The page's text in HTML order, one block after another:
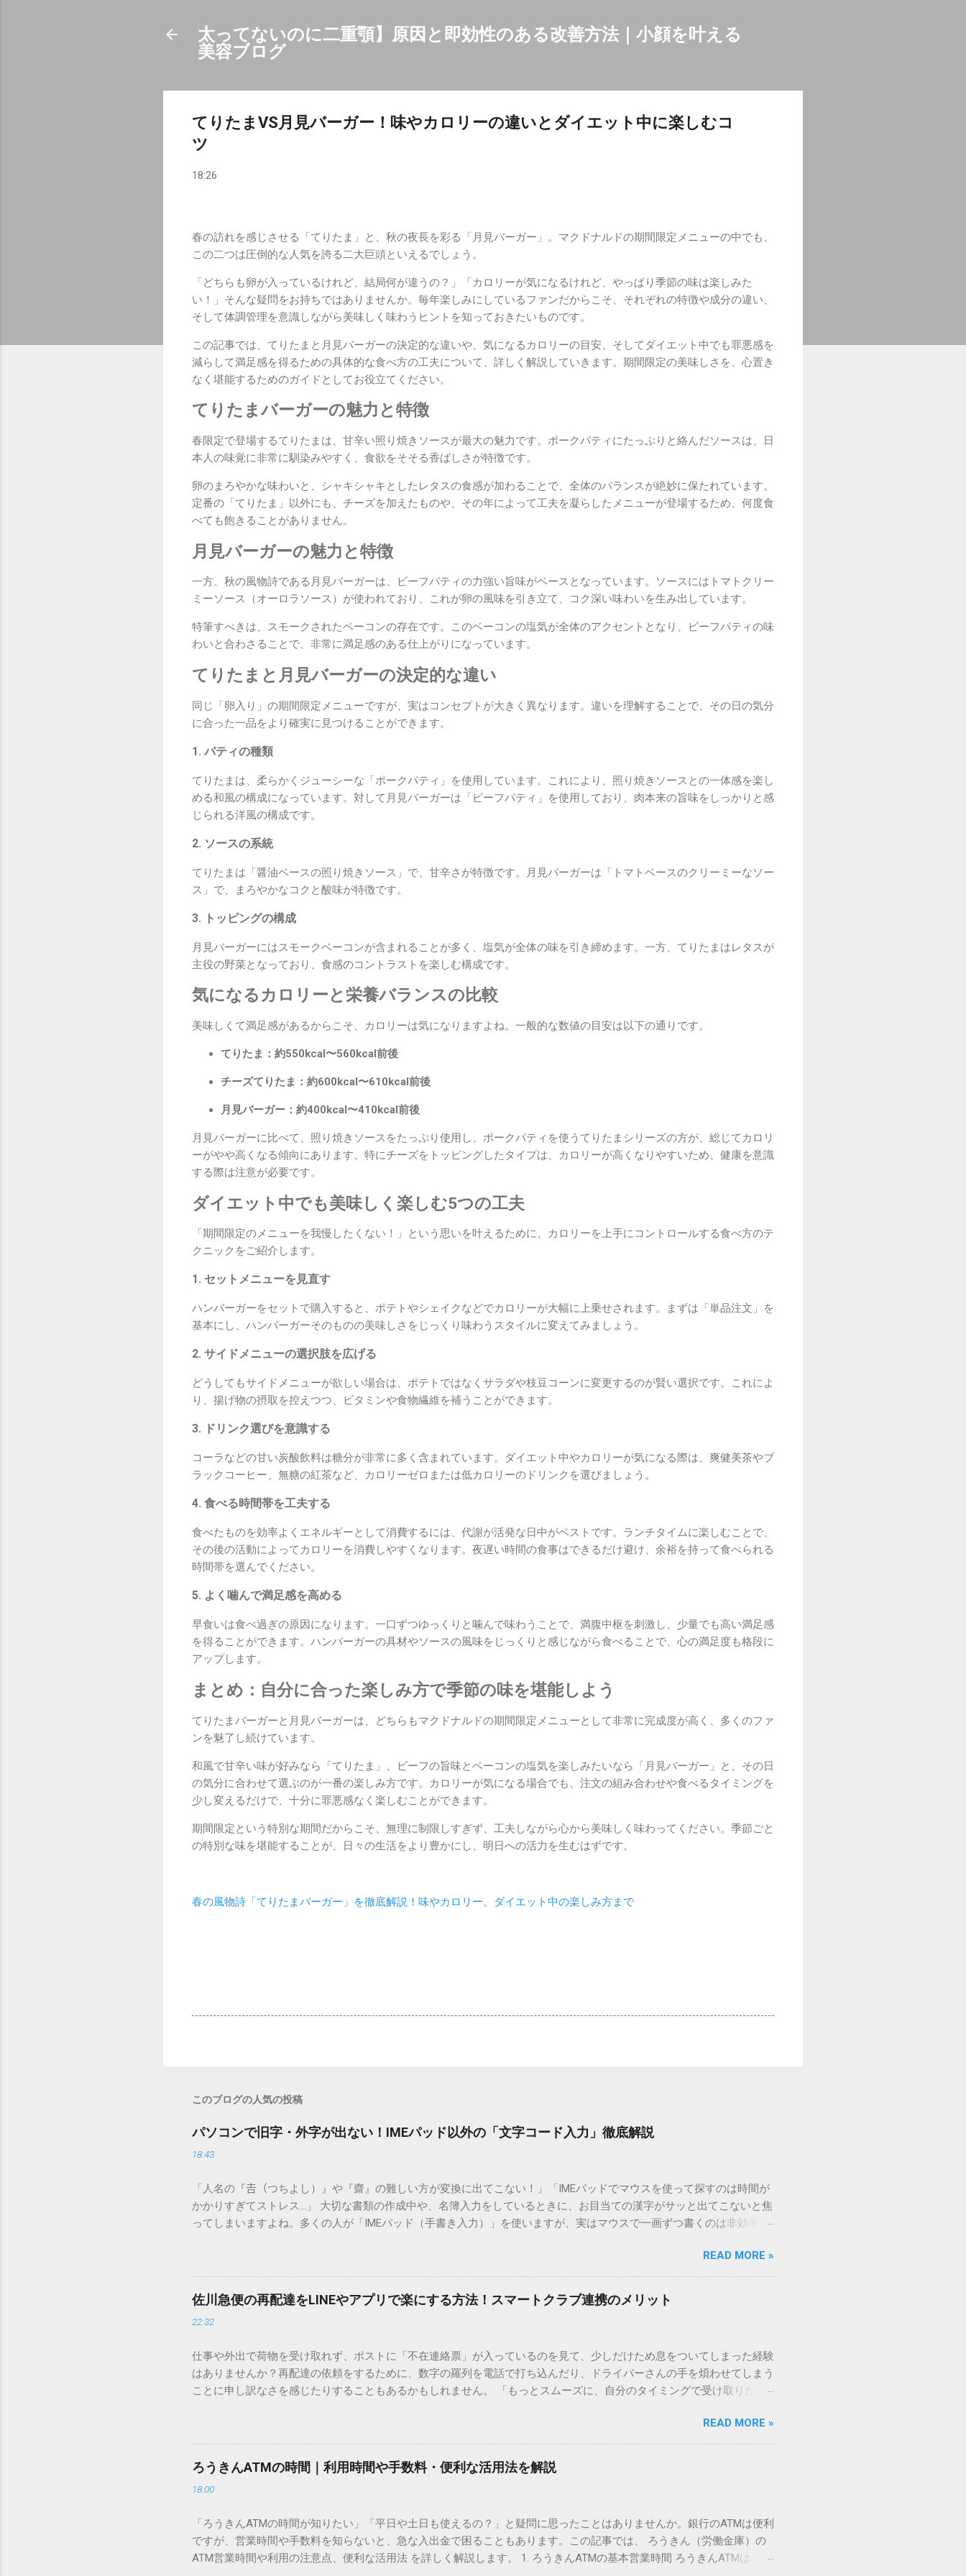
太ってないのに二重顎】原因と即効性のある改善方法｜小顔を叶える
美容ブログ
てりたまVS月見バーガー！味やカロリーの違いとダイエット中に楽しむコ
ツ
18:26
春の訪れを感じさせる「てりたま」と、秋の夜長を彩る「月見バーガー」。マクドナルドの期間限定メニューの中でも、
この二つは圧倒的な人気を誇る二大巨頭といえるでしょう。
「どちらも卵が入っているけれど、結局何が違うの？」「カロリーが気になるけれど、やっぱり季節の味は楽しみた
い！」そんな疑問をお持ちではありませんか。毎年楽しみにしているファンだからこそ、それぞれの特徴や成分の違い、
そして体調管理を意識しながら美味しく味わうヒントを知っておきたいものです。
この記事では、てりたまと月見バーガーの決定的な違いや、気になるカロリーの目安、そしてダイエット中でも罪悪感を
減らして満足感を得るための具体的な食べ方の工夫について、詳しく解説していきます。期間限定の美味しさを、心置き
なく堪能するためのガイドとしてお役立てください。
てりたまバーガーの魅力と特徴
春限定で登場するてりたまは、甘辛い照り焼きソースが最大の魅力です。ポークパティにたっぷりと絡んだソースは、日
本人の味覚に非常に馴染みやすく、食欲をそそる香ばしさが特徴です。
卵のまろやかな味わいと、シャキシャキとしたレタスの食感が加わることで、全体のバランスが絶妙に保たれています。
定番の「てりたま」以外にも、チーズを加えたものや、その年によって工夫を凝らしたメニューが登場するため、何度食
べても飽きることがありません。
月見バーガーの魅力と特徴
一方、秋の風物詩である月見バーガーは、ビーフパティの力強い旨味がベースとなっています。ソースにはトマトクリー
ミーソース（オーロラソース）が使われており、これが卵の風味を引き立て、コク深い味わいを生み出しています。
特筆すべきは、スモークされたベーコンの存在です。このベーコンの塩気が全体のアクセントとなり、ビーフパティの味
わいと合わさることで、非常に満足感のある仕上がりになっています。
てりたまと月見バーガーの決定的な違い
同じ「卵入り」の期間限定メニューですが、実はコンセプトが大きく異なります。違いを理解することで、その日の気分
に合った一品をより確実に見つけることができます。
1. パティの種類
てりたまは、柔らかくジューシーな「ポークパティ」を使用しています。これにより、照り焼きソースとの一体感を楽し
める和風の構成になっています。対して月見バーガーは「ビーフパティ」を使用しており、肉本来の旨味をしっかりと感
じられる洋風の構成です。
2. ソースの系統
てりたまは「醤油ベースの照り焼きソース」で、甘辛さが特徴です。月見バーガーは「トマトベースのクリーミーなソー
ス」で、まろやかなコクと酸味が特徴です。
3. トッピングの構成
月見バーガーにはスモークベーコンが含まれることが多く、塩気が全体の味を引き締めます。一方、てりたまはレタスが
主役の野菜となっており、食感のコントラストを楽しむ構成です。
気になるカロリーと栄養バランスの比較
美味しくて満足感があるからこそ、カロリーは気になりますよね。一般的な数値の目安は以下の通りです。
てりたま：約550kcal〜560kcal前後
チーズてりたま：約600kcal〜610kcal前後
月見バーガー：約400kcal〜410kcal前後
月見バーガーに比べて、照り焼きソースをたっぷり使用し、ポークパティを使うてりたまシリーズの方が、総じてカロリ
ーがやや高くなる傾向にあります。特にチーズをトッピングしたタイプは、カロリーが高くなりやすいため、健康を意識
する際は注意が必要です。
ダイエット中でも美味しく楽しむ5つの工夫
「期間限定のメニューを我慢したくない！」という思いを叶えるために、カロリーを上手にコントロールする食べ方のテ
クニックをご紹介します。
1. セットメニューを見直す
ハンバーガーをセットで購入すると、ポテトやシェイクなどでカロリーが大幅に上乗せされます。まずは「単品注文」を
基本にし、ハンバーガーそのものの美味しさをじっくり味わうスタイルに変えてみましょう。
2. サイドメニューの選択肢を広げる
どうしてもサイドメニューが欲しい場合は、ポテトではなくサラダや枝豆コーンに変更するのが賢い選択です。これによ
り、揚げ物の摂取を控えつつ、ビタミンや食物繊維を補うことができます。
3. ドリンク選びを意識する
コーラなどの甘い炭酸飲料は糖分が非常に多く含まれています。ダイエット中やカロリーが気になる際は、爽健美茶やブ
ラックコーヒー、無糖の紅茶など、カロリーゼロまたは低カロリーのドリンクを選びましょう。
4. 食べる時間帯を工夫する
食べたものを効率よくエネルギーとして消費するには、代謝が活発な日中がベストです。ランチタイムに楽しむことで、
その後の活動によってカロリーを消費しやすくなります。夜遅い時間の食事はできるだけ避け、余裕を持って食べられる
時間帯を選んでください。
5. よく噛んで満足感を高める
早食いは食べ過ぎの原因になります。一口ずつゆっくりと噛んで味わうことで、満腹中枢を刺激し、少量でも高い満足感
を得ることができます。ハンバーガーの具材やソースの風味をじっくりと感じながら食べることで、心の満足度も格段に
アップします。
まとめ：自分に合った楽しみ方で季節の味を堪能しよう
てりたまバーガーと月見バーガーは、どちらもマクドナルドの期間限定メニューとして非常に完成度が高く、多くのファ
ンを魅了し続けています。
和風で甘辛い味が好みなら「てりたま」、ビーフの旨味とベーコンの塩気を楽しみたいなら「月見バーガー」と、その日
の気分に合わせて選ぶのが一番の楽しみ方です。カロリーが気になる場合でも、注文の組み合わせや食べるタイミングを
少し変えるだけで、十分に罪悪感なく楽しむことができます。
期間限定という特別な期間だからこそ、無理に制限しすぎず、工夫しながら心から美味しく味わってください。季節ごと
の特別な味を堪能することが、日々の生活をより豊かにし、明日への活力を生むはずです。
春の風物詩「てりたまバーガー」を徹底解説！味やカロリー、ダイエット中の楽しみ方まで
このブログの人気の投稿
パソコンで旧字・外字が出ない！IMEパッド以外の「文字コード入力」徹底解説
18:43
「人名の『𠮷（つちよし）』や『齋』の難しい方が変換に出てこない！」「IMEパッドでマウスを使って探すのは時間が
かかりすぎてストレス…」 大切な書類の作成中や、名簿入力をしているときに、お目当ての漢字がサッと出てこないと焦
ってしまいますよね。多くの人が「IMEパッド（手書き入力）」を使いますが、実はマウスで一画ずつ書くのは非効率で
ードを打ち込むだけで一瞬で旧字や外字、特殊記号を呼び出す「文字コード入力」のテクニックを詳しく解説します。
この方法をマスターすれば、もう難しい漢字の入力で手を止める必要はありません。 1. なぜ「変換」しても旧字・外字
が出てこないのか？ そもそも、なぜ普通の変換で出てこない漢字があるのでしょうか。その理由は、パソコンが文字を
認識する仕組みにあります。 日本のパソコンで一般的に使われる漢字は、JIS規格（日本産業規格）によって「第1水
準」「第2水準」といった形で整理されています。しかし、人名や地名に使われる非常に古い漢字（旧字）や、特定の組
「Unicode（ユニコード）」や「JISコード」といった 文字コード です。パソコン上のすべての文字には、いわば「住
所」のような番号が割り振られています。変換候補に出ない文字でも、この住所（コード）を直接指定すれば、確実に呼
び出すことができるのです。 2. Windows標準機能！文字コードで漢字を出す「16進数入力」 最も汎用性が高く、特別な
できます。 具体的な手順（Unicode入力） 入力したい文字の「Unicode（例：20BB7）」を把握する。 入力モードを「半
角」にする（※重要）。 **「20BB7」**と入力する。 直後にキーボードの**[Alt]キーを押しながら[X]キー**を押す。 入
力した数字が、一瞬で対応する漢字（例：𠮷）に変換されます。 注記： この方法は、特にMicrosoft Wordで非常に強力
READ MORE »
佐川急便の再配達をLINEやアプリで楽にする方法！スマートクラブ連携のメリット
22:32
仕事や外出で荷物を受け取れず、ポストに「不在連絡票」が入っているのを見て、少しだけため息をついてしまった経験
はありませんか？再配達の依頼をするために、数字の羅列を電話で打ち込んだり、ドライバーさんの手を煩わせてしまう
ことに申し訳なさを感じたりすることもあるかもしれません。 「もっとスムーズに、自分のタイミングで受け取りた
ビス「スマートクラブ」と、LINEや公式アプリの連携です。これらを活用するだけで、再配達のストレスは驚くほど軽く
なります。この記事では、忙しい毎日をサポートする便利な受け取り術と、連携による具体的なメリットを徹底解説しま
す。 佐川急便の再配達が劇的に変わる「スマートクラブ」とは？ まず押さえておきたいのが、佐川急便の個人向け無料
会員サービス「スマートクラブ」です。これは、荷物の配送状況をリアルタイムで管理するための基盤となるサービスで
す。 以前はウェブサイトを開いてログインする手間がありましたが、現在はLINEやアプリと紐付けることで、その利便
じめ配達時間を変更するといった先回りの対応が可能になります。 LINE連携で「不在連絡票」とおさらばできる理由 日
本国内で最も利用されているコミュニケーションアプリ「LINE」を佐川急便と連携させると、荷物の受け取り体験が一変
します。 1. トーク画面からワンタップで依頼 不在連絡票に記載されたQRコードを読み取る手間すら、過去のものになり
READ MORE »
ろうきんATMの時間｜利用時間や手数料・便利な活用法を解説
18:00
「ろうきんATMの時間が知りたい」「平日や土日も使えるの？」と疑問に思ったことはありませんか。銀行のATMは便利
ですが、営業時間や手数料を知らないと、急な入出金で困ることもあります。この記事では、 ろうきん（労働金庫）の
ATM営業時間や利用の注意点、便利な活用法 を詳しく解説します。 1. ろうきんATMの基本営業時間 ろうきんATMは、利